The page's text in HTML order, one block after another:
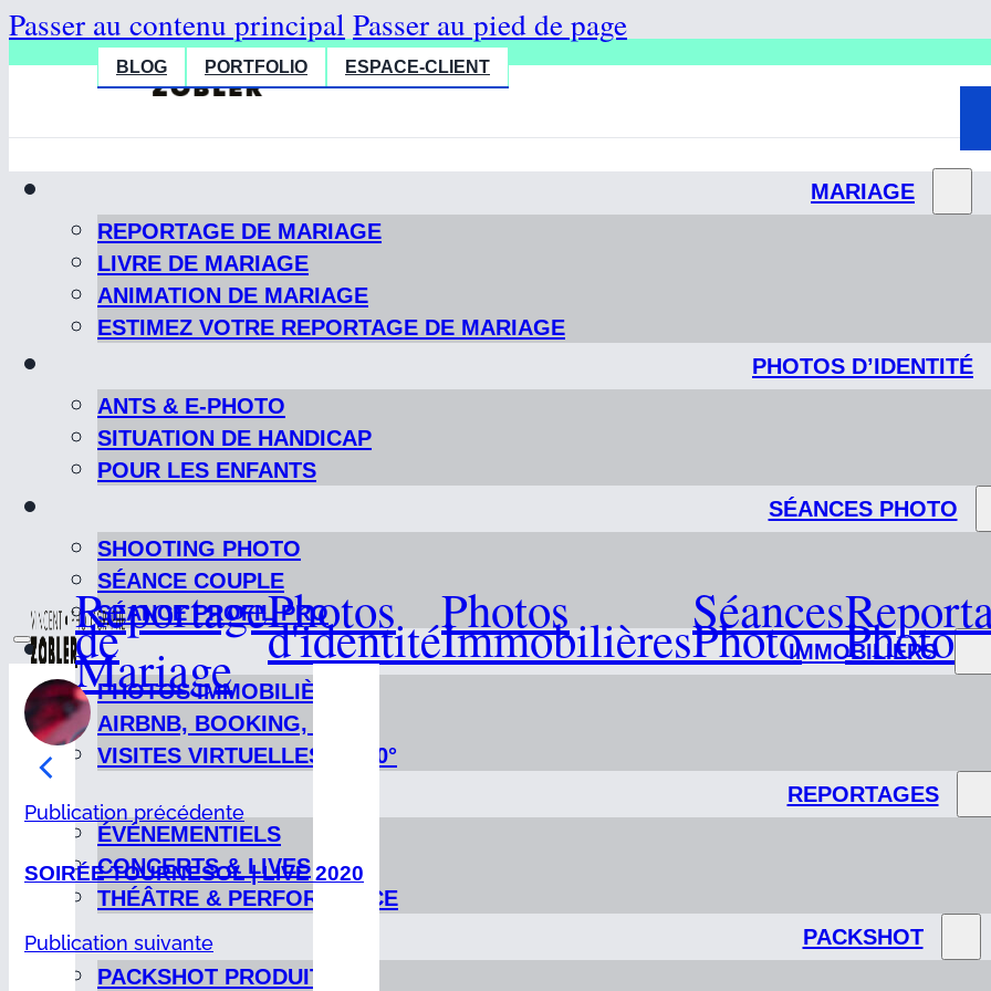
Passer au contenu principal Passer au pied de page
BLOG PORTFOLIO ESPACE-CLIENT
MARIAGE
REPORTAGE DE MARIAGE
LIVRE DE MARIAGE
ANIMATION DE MARIAGE
ESTIMEZ VOTRE REPORTAGE DE MARIAGE
PHOTOS D’IDENTITÉ
ANTS & E-PHOTO
SITUATION DE HANDICAP
POUR LES ENFANTS
SÉANCES PHOTO
SHOOTING PHOTO
SÉANCE COUPLE
SÉANCE PROFIL PRO
IMMOBILIERS
PHOTOS IMMOBILIÈRES
AIRBNB, BOOKING, ETC…
VISITES VIRTUELLES & 360°
REPORTAGES
ÉVÉNEMENTIELS
CONCERTS & LIVES
THÉÂTRE & PERFORMANCE
PACKSHOT
PACKSHOT PRODUIT
Reportage
de
Mariage
Photos
d'identitéPhotos
ImmobilièresSéances
Photo Photo
Publication précédente
SOIRÉE TOURNESOL | LIVE 2020
Publication suivante